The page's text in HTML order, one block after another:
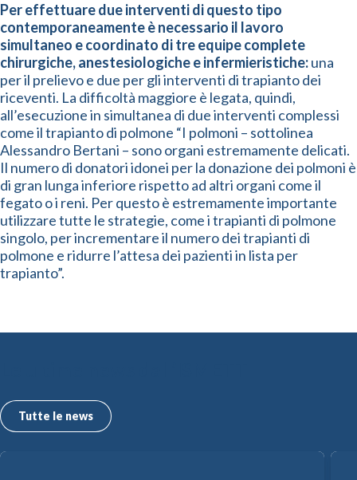
Per effettuare due interventi di questo tipo
contemporaneamente è necessario il lavoro
simultaneo e coordinato di tre equipe complete
chirurgiche, anestesiologiche e infermieristiche:una
per il prelievo e due per gli interventi di trapianto dei
riceventi. La difficoltà maggiore è legata, quindi,
all’esecuzione in simultanea di due interventi complessi
come il trapianto di polmone “I polmoni – sottolinea
Alessandro Bertani – sono organi estremamente delicati.
Il numero di donatori idonei per la donazione dei polmoni è
di gran lunga inferiore rispetto ad altri organi come il
fegato o i reni. Per questo è estremamente importante
utilizzare tutte le strategie, come i trapianti di polmone
singolo, per incrementare il numero dei trapianti di
polmone e ridurre l’attesa dei pazienti in lista per
trapianto”.
Tutte le news